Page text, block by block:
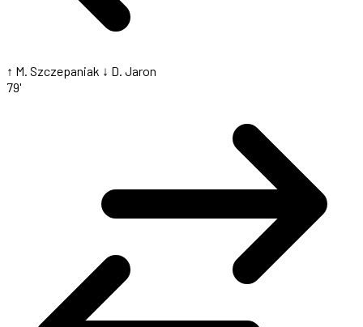
↑ M. Szczepaniak ↓ D. Jaron
79'